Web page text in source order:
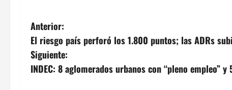
N
a
v
Anterior:
El riesgo país perforó los 1.800 puntos; las ADRs
Siguiente:
INDEC: 8 aglomerados urbanos con “pleno empleo” y